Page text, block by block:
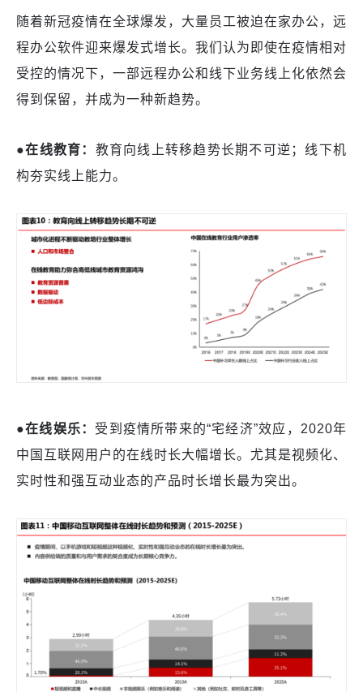
随着新冠疫情在全球爆发，大量员工被迫在家办公，远
程办公软件迎来爆发式增长。我们认为即使在疫情相对
受控的情况下，一部远程办公和线下业务线上化依然会
得到保留，并成为一种新趋势。
●在线教育： 教育向线上转移趋势长期不可逆；线下机
构夯实线上能力。
●在线娱乐： 受到疫情所带来的“宅经济”效应，2020年
中国互联网用户的在线时长大幅增长。尤其是视频化、
实时性和强互动业态的产品时长增长最为突出。